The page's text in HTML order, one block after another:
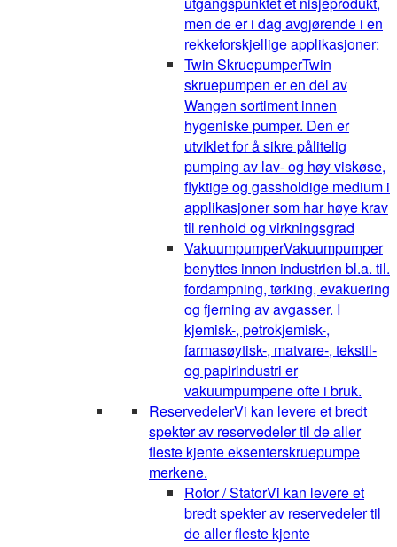
men de er i dag avgjørende i en
rekkeforskjellige applikasjoner:
Twin SkruepumperTwin
skruepumpen er en del av
Wangen sortiment innen
hygeniske pumper. Den er
utviklet for å sikre pålitelig
pumping av lav- og høy viskøse,
flyktige og gassholdige medium i
applikasjoner som har høye krav
til renhold og virkningsgrad
VakuumpumperVakuumpumper
benyttes innen industrien bl.a. til.
fordampning, tørking, evakuering
og fjerning av avgasser. I
kjemisk-, petrokjemisk-,
farmasøytisk-, matvare-, tekstil-
og papirindustri er
vakuumpumpene ofte i bruk.
ReservedelerVi kan levere et bredt
spekter av reservedeler til de aller
fleste kjente eksenterskruepumpe
merkene.
Rotor / StatorVi kan levere et
bredt spekter av reservedeler til
de aller fleste kjente